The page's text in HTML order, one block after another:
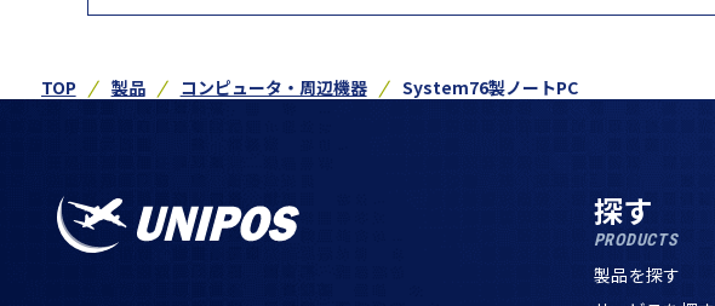
TOP 製品 コンピュータ・周辺機器 System76製ノートPC
探す
PRODUCTS
製品を探す